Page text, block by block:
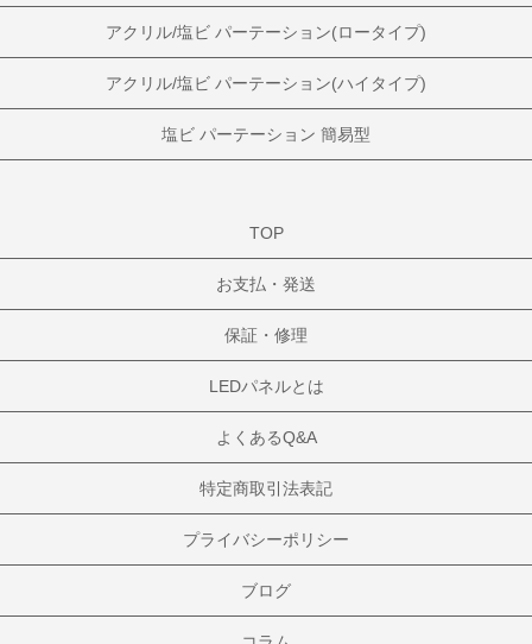
アクリル/塩ビ パーテーション(ロータイプ)
アクリル/塩ビ パーテーション(ハイタイプ)
塩ビ パーテーション 簡易型
TOP
お支払・発送
保証・修理
LEDパネルとは
よくあるQ&A
特定商取引法表記
プライバシーポリシー
ブログ